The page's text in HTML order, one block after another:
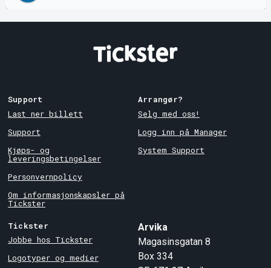
Support
Last ner billett
Support
Kjøps- og
leveringsbetingelser
Personvernpolicy
Om informasjonskapsler på
Tickster
Arrangør?
Selg med oss!
Logg inn på Manager
System Support
Tickster
Jobbe hos Tickster
Logotyper og medier
Arvika
Magasinsgatan 8
Box 334